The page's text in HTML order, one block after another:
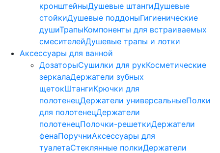
кронштейныДушевые штангиДушевые
стойкиДушевые поддоныГигиенические
душиТрапыКомпоненты для встраиваемых
смесителейДушевые трапы и лотки
Аксессуары для ванной
ДозаторыСушилки для рукКосметические
зеркалаДержатели зубных
щетокШтангиКрючки для
полотенецДержатели универсальныеПолки
для полотенецДержатели
полотенецПолочки-решеткиДержатели
фенаПоручниАксессуары для
туалетаСтеклянные полкиДержатели